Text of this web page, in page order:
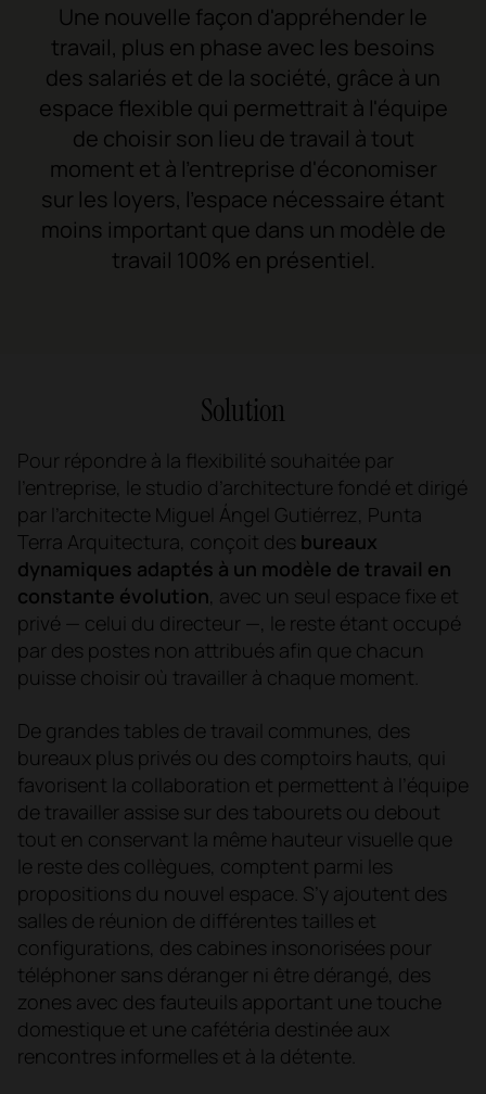
Une nouvelle façon d'appréhender le
travail, plus en phase avec les besoins
des salariés et de la société, grâce à un
espace flexible qui permettrait à l'équipe
de choisir son lieu de travail à tout
moment et à l'entreprise d'économiser
sur les loyers, l'espace nécessaire étant
moins important que dans un modèle de
travail 100% en présentiel.
Solution
Pour répondre à la flexibilité souhaitée par
l’entreprise, le studio d’architecture fondé et dirigé
par l’architecte Miguel Ángel Gutiérrez, Punta
Terra Arquitectura, conçoit des bureaux
dynamiques adaptés à un modèle de travail en
constante évolution, avec un seul espace fixe et
privé — celui du directeur —, le reste étant occupé
par des postes non attribués afin que chacun
puisse choisir où travailler à chaque moment.
De grandes tables de travail communes, des
bureaux plus privés ou des comptoirs hauts, qui
favorisent la collaboration et permettent à l’équipe
de travailler assise sur des tabourets ou debout
tout en conservant la même hauteur visuelle que
le reste des collègues, comptent parmi les
propositions du nouvel espace. S’y ajoutent des
salles de réunion de différentes tailles et
configurations, des cabines insonorisées pour
téléphoner sans déranger ni être dérangé, des
zones avec des fauteuils apportant une touche
domestique et une cafétéria destinée aux
rencontres informelles et à la détente.